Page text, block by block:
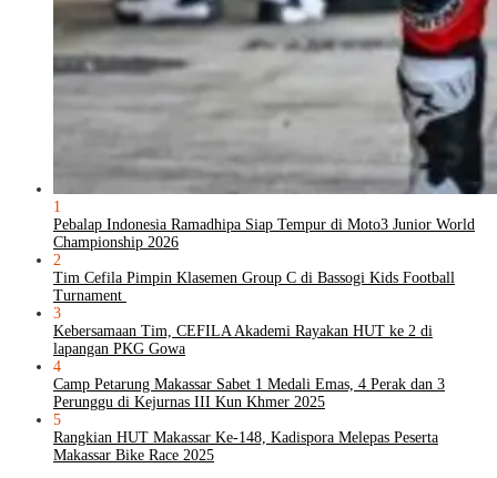
1
Pebalap Indonesia Ramadhipa Siap Tempur di Moto3 Junior World
Championship 2026
2
Tim Cefila Pimpin Klasemen Group C di Bassogi Kids Football
Turnament
3
Kebersamaan Tim, CEFILA Akademi Rayakan HUT ke 2 di
lapangan PKG Gowa
4
Camp Petarung Makassar Sabet 1 Medali Emas, 4 Perak dan 3
Perunggu di Kejurnas III Kun Khmer 2025
5
Rangkian HUT Makassar Ke-148, Kadispora Melepas Peserta
Makassar Bike Race 2025